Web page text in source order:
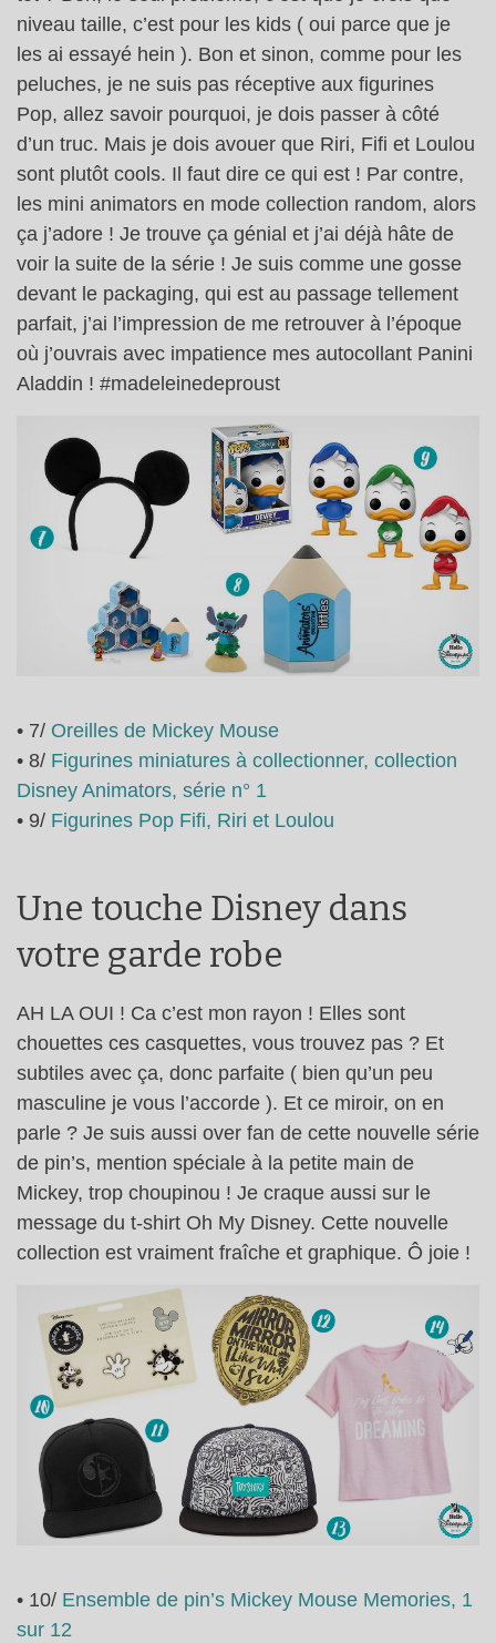
niveau taille, c’est pour les kids ( oui parce que je
les ai essayé hein ). Bon et sinon, comme pour les
peluches, je ne suis pas réceptive aux figurines
Pop, allez savoir pourquoi, je dois passer à côté
d’un truc. Mais je dois avouer que Riri, Fifi et Loulou
sont plutôt cools. Il faut dire ce qui est ! Par contre,
les mini animators en mode collection random, alors
ça j’adore ! Je trouve ça génial et j’ai déjà hâte de
voir la suite de la série ! Je suis comme une gosse
devant le packaging, qui est au passage tellement
parfait, j’ai l’impression de me retrouver à l’époque
où j’ouvrais avec impatience mes autocollant Panini
Aladdin ! #madeleinedeproust
• 7/ Oreilles de Mickey Mouse
• 8/ Figurines miniatures à collectionner, collection
Disney Animators, série n° 1
• 9/ Figurines Pop Fifi, Riri et Loulou
Une touche Disney dans
votre garde robe
AH LA OUI ! Ca c’est mon rayon ! Elles sont
chouettes ces casquettes, vous trouvez pas ? Et
subtiles avec ça, donc parfaite ( bien qu’un peu
masculine je vous l’accorde ). Et ce miroir, on en
parle ? Je suis aussi over fan de cette nouvelle série
de pin’s, mention spéciale à la petite main de
Mickey, trop choupinou ! Je craque aussi sur le
message du t-shirt Oh My Disney. Cette nouvelle
collection est vraiment fraîche et graphique. Ô joie !
• 10/ Ensemble de pin’s Mickey Mouse Memories, 1
sur 12